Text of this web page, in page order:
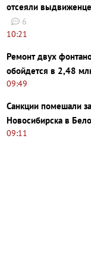
отсеяли
6
10:21
Ремонт двух
обойдется в 2,48
09:49
Санкции помешали
Новосибирска в
09:11